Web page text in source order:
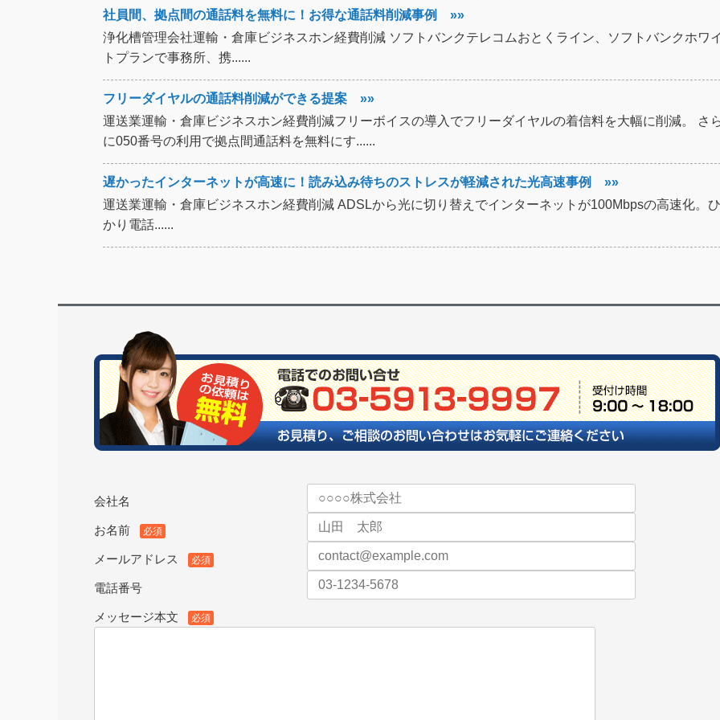
社員間、拠点間の通話料を無料に！お得な通話料削減事例 »»
浄化槽管理会社運輸・倉庫ビジネスホン経費削減 ソフトバンクテレコムおとくライン、ソフトバンクホワイ
トプランで事務所、携......
フリーダイヤルの通話料削減ができる提案 »»
運送業運輸・倉庫ビジネスホン経費削減フリーボイスの導入でフリーダイヤルの着信料を大幅に削減。 さ
に050番号の利用で拠点間通話料を無料にす......
遅かったインターネットが高速に！読み込み待ちのストレスが軽減された光高速事例 »»
運送業運輸・倉庫ビジネスホン経費削減 ADSLから光に切り替えでインターネットが100Mbpsの高速化。ひ
かり電話......
会社名
お名前 必須
メールアドレス 必須
電話番号
メッセージ本文 必須